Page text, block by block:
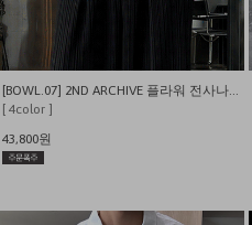
[BOWL.07] 2ND ARCHIVE 플라워 전사나염 오버핏 반팔티
[ 4color ]
43,800원